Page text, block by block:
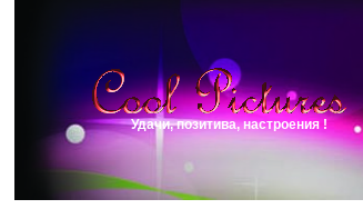
Удачи, позитива, настроения !